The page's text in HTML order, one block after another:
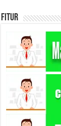
Fitur